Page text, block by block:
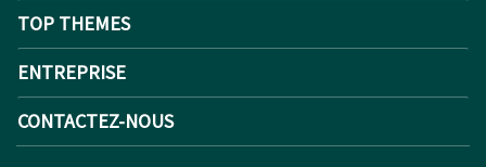
TOP THEMES
ENTREPRISE
CONTACTEZ-NOUS